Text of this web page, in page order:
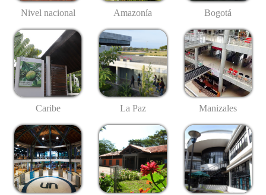
Nivel nacional Amazonía Bogotá
Caribe La Paz Manizales